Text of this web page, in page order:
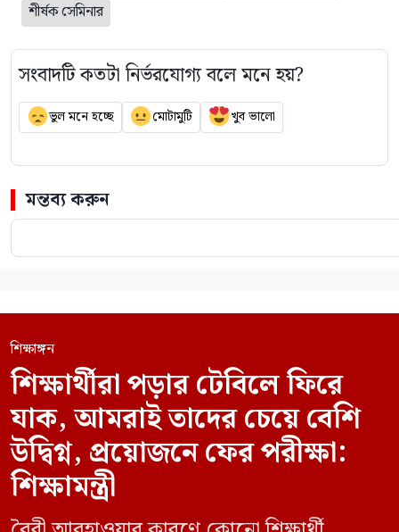
শীর্ষক সেমিনার
সংবাদটি কতটা নির্ভরযোগ্য বলে মনে হয়?
ভুল মনে হচ্ছে মোটামুটি খুব ভালো
মন্তব্য করুন
শিক্ষাঙ্গন
শিক্ষার্থীরা পড়ার টেবিলে ফিরে
যাক, আমরাই তাদের চেয়ে বেশি
উদ্বিগ্ন, প্রয়োজনে ফের পরীক্ষা:
শিক্ষামন্ত্রী